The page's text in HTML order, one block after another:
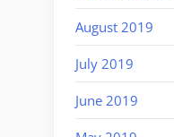
August 2019
July 2019
June 2019